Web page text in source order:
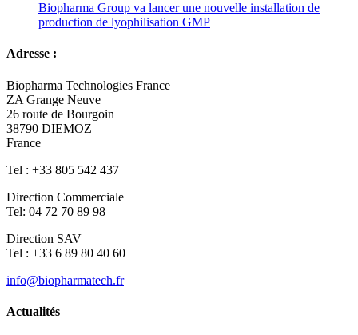
Biopharma Group va lancer une nouvelle installation de
production de lyophilisation GMP
Adresse :
Biopharma Technologies France
ZA Grange Neuve
26 route de Bourgoin
38790 DIEMOZ
France
Tel : +33 805 542 437
Direction Commerciale
Tel: 04 72 70 89 98
Direction SAV
Tel : +33 6 89 80 40 60
info@biopharmatech.fr
Actualités